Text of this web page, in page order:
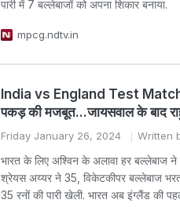
पारी में 7 बल्लेबाजों को अपना शिकार बनाया.
mpcg.ndtv.in
India vs England Test Match:
पकड़ की मजबूत...जायसवाल के बाद
Friday January 26, 2024 Written
भारत के लिए अश्विन के अलावा हर बल्लेबाज
श्रेयस अय्यर ने 35, विकेटकीपर बल्लेबाज
35 रनों की पारी खेली. भारत अब इंग्लैंड की